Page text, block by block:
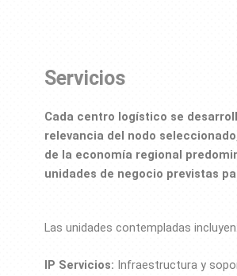
Servicios
Cada centro logístico se
relevancia del nodo
de la economía regional
unidades de negocio previstas
Las unidades contempladas incluyen:
IP Servicios: Infraestructura y